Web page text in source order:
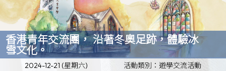
香港青年交流團， 沿著冬奧足跡，體驗冰
雪文化。
2024-12-21 (星期六)
活動類別：遊學交流活動